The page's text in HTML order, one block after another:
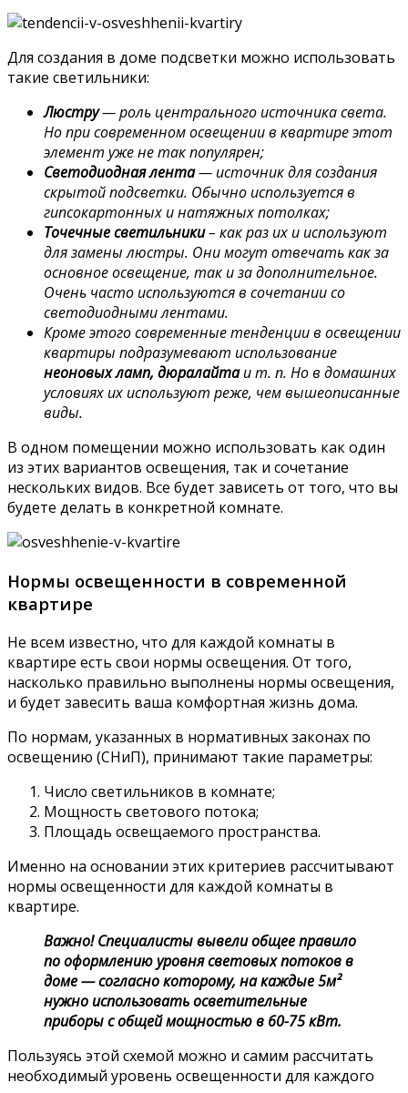
Для создания в доме подсветки можно использовать
такие светильники:
Люстру— роль центрального источника света.
Но при современном освещении в квартире этот
элемент уже не так популярен;
Светодиодная лента— источник для создания
скрытой подсветки. Обычно используется в
гипсокартонных и натяжных потолках;
Точечные светильники– как раз их и используют
для замены люстры. Они могут отвечать как за
основное освещение, так и за дополнительное.
Очень часто используются в сочетании со
светодиодными лентами.
Кроме этого современные тенденции в освещении
квартиры подразумевают использование
неоновых ламп, дюралайтаи т. п. Но в домашних
условиях их используют реже, чем вышеописанные
виды.
В одном помещении можно использовать как один
из этих вариантов освещения, так и сочетание
нескольких видов. Все будет зависеть от того, что вы
будете делать в конкретной комнате.
Нормы освещенности в современной
квартире
Не всем известно, что для каждой комнаты в
квартире есть свои нормы освещения. От того,
насколько правильно выполнены нормы освещения,
и будет завесить ваша комфортная жизнь дома.
По нормам, указанных в нормативных законах по
освещению (СНиП), принимают такие параметры:
Число светильников в комнате;
Мощность светового потока;
Площадь освещаемого пространства.
Именно на основании этих критериев рассчитывают
нормы освещенности для каждой комнаты в
квартире.
Важно! Специалисты вывели общее правило
по оформлению уровня световых потоков в
доме — согласно которому, на каждые 5м²
нужно использовать осветительные
приборы с общей мощностью в 60-75 кВт.
Пользуясь этой схемой можно и самим рассчитать
необходимый уровень освещенности для каждого